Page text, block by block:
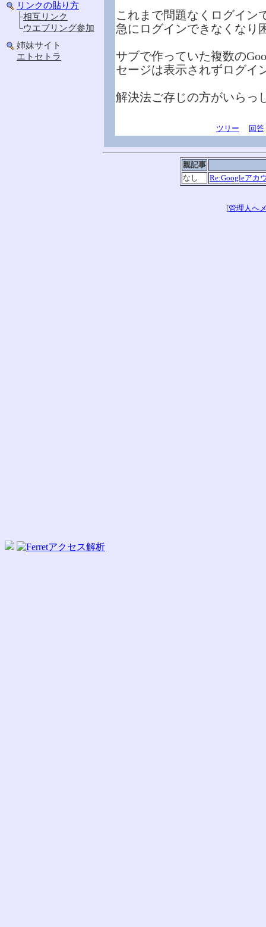
リンクの貼り方
├相互リンク
└ウエブリング参加
姉妹サイト
エトセトラ
これまで問題なくログイン
急にログインできなくなり
サブで作っていた複数の
セージは表示されずログイ
解決法ご存じの方がいらっ
ツリー 回答
親記事
なし
Re:Googleアカ
[管理人へ